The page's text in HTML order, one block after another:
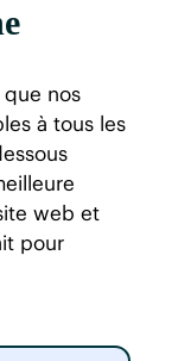
nos
à tous les
web et
pour